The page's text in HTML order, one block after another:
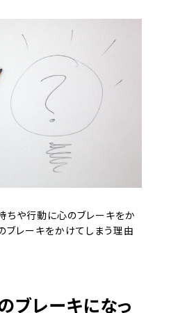
ちや行動に心のブレーキをか
ブレーキをかけてしまう理由
レーキになっ